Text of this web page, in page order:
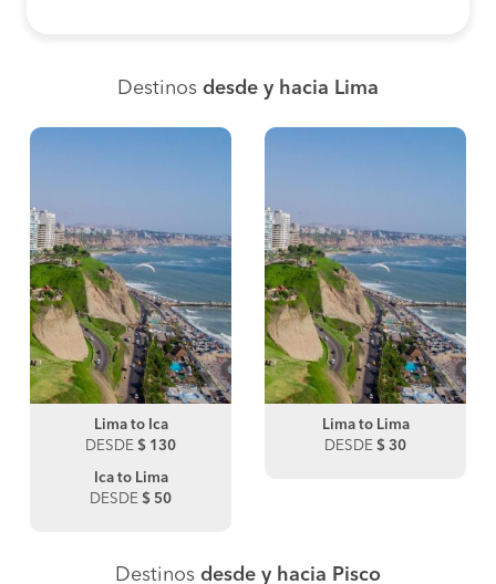
Destinos desde y hacia Lima
Lima to Ica
DESDE $ 130
Ica to Lima
DESDE $ 50
Lima to Lima
DESDE $ 30
Destinos desde y hacia Pisco